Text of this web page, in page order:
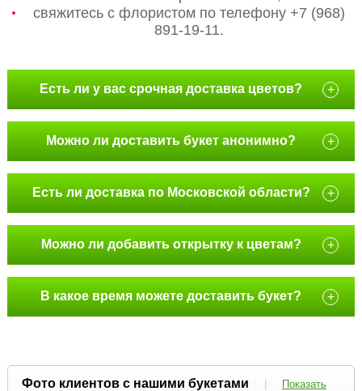
свяжитесь с флористом по телефону +7 (968)
891-19-11.
Есть ли у вас срочная доставка цветов? +
Можно ли доставить букет анонимно? +
Есть ли доставка по Московской области? +
Можно ли добавить открытку к цветам? +
В какое время можете доставить букет? +
Фото клиентов с нашими букетами |
Показать